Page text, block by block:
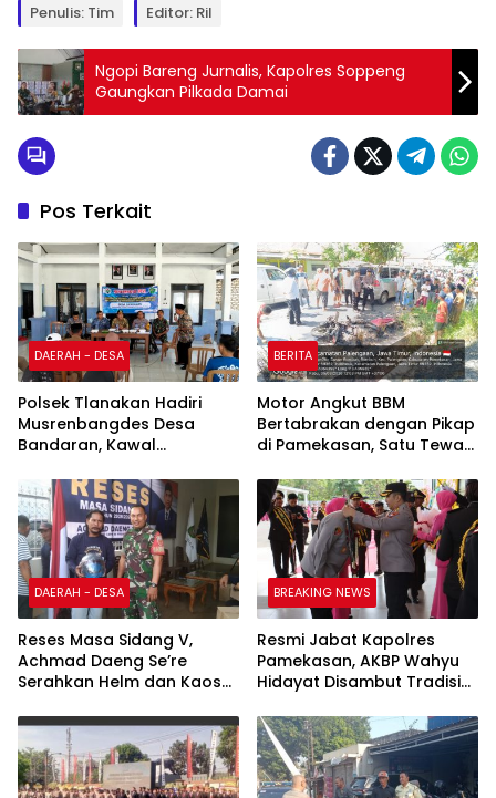
Penulis: Tim Editor: Ril
Ngopi Bareng Jurnalis, Kapolres Soppeng
Gaungkan Pilkada Damai
Pos Terkait
DAERAH - DESA
Polsek Tlanakan Hadiri
Musrenbangdes Desa
Bandaran, Kawal
Pembangunan Tepat
Sasaran
BERITA
Motor Angkut BBM
Bertabrakan dengan Pikap
di Pamekasan, Satu Tewas
DAERAH - DESA
Reses Masa Sidang V,
Achmad Daeng Se’re
Serahkan Helm dan Kaos
BREAKING NEWS
Resmi Jabat Kapolres
Pamekasan, AKBP Wahyu
Hidayat Disambut Tradisi